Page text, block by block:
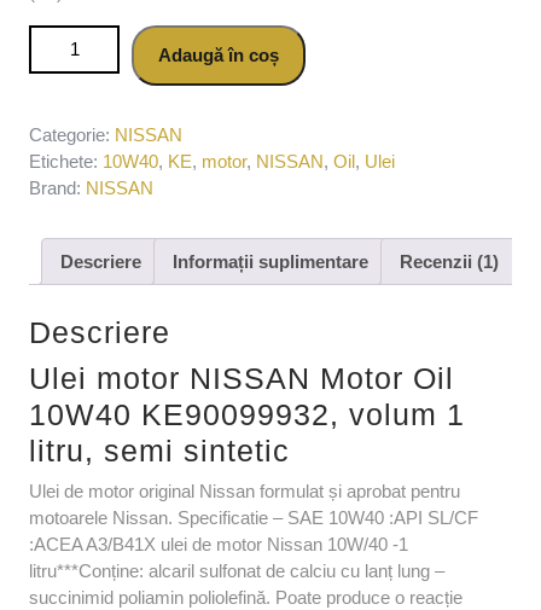
Cantitate Ulei motor NISSAN Motor Oil 10W40 KE90099932,
volum 1 litru, semi sintetic
Adaugă în coș
Categorie: NISSAN
Etichete: 10W40, KE, motor, NISSAN, Oil, Ulei
Brand: NISSAN
Descriere Informații suplimentare Recenzii (1)
Descriere
Ulei motor NISSAN Motor Oil
10W40 KE90099932, volum 1
litru, semi sintetic
Ulei de motor original Nissan formulat și aprobat pentru
motoarele Nissan. Specificatie – SAE 10W40 :API SL/CF
:ACEA A3/B41X ulei de motor Nissan 10W/40 -1
litru***Conține: alcaril sulfonat de calciu cu lanț lung –
succinimid poliamin poliolefină. Poate produce o reacție